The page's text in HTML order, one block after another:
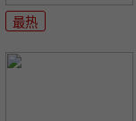
最热